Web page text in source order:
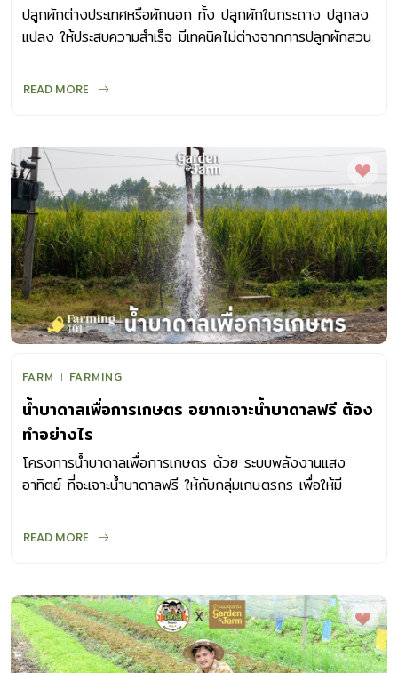
ปลูกผักต่างประเทศหรือผักนอก ทั้ง ปลูกผักในกระถาง ปลูกลง
แปลง ให้ประสบความสำเร็จ มีเทคนิคไม่ต่างจากการปลูกผักสวน
READ MORE
FARM FARMING
น้ำบาดาลเพื่อการเกษตร อยากเจาะน้ำบาดาลฟรี ต้อง
ทำอย่างไร
โครงการน้ำบาดาลเพื่อการเกษตร ด้วย ระบบพลังงานแสง
อาทิตย์ ที่จะเจาะน้ำบาดาลฟรี ให้กับกลุ่มเกษตรกร เพื่อให้มี
READ MORE